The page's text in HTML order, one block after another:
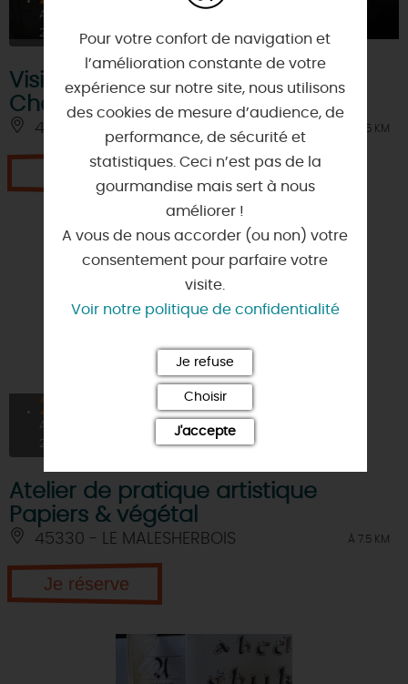
AOÛT
2026
Visite guidée du Moulin de
Châtillon
45390 - ONDREVILLE-SUR-ESSONNE À 2.5 KM
Je réserve
25
AOÛT
2026
À PARTIR DE
Atelier de pratique artistique
Papiers & végétal
45330 - LE MALESHERBOIS À 7.5 KM
Je réserve
Pour votre confort de navigation et
l’amélioration constante de votre
expérience sur notre site, nous utilisons
des cookies de mesure d’audience, de
performance, de sécurité et
statistiques. Ceci n’est pas de la
gourmandise mais sert à nous
améliorer !
A vous de nous accorder (ou non) votre
consentement pour parfaire votre
visite.
Voir notre politique de confidentialité
Je refuse
Choisir
J'accepte